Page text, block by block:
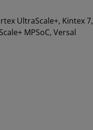
UltraScale+, Kintex 7,
MPSoC, Versal